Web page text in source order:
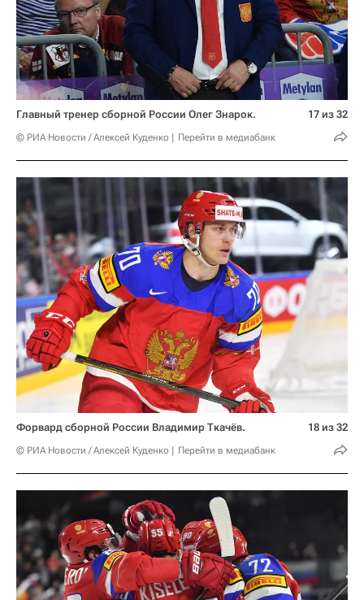
Главный тренер сборной России Олег Знарок.
© РИА Новости / Алексей Куденко Перейти в медиабанк
17 из 32
Форвард сборной России Владимир Ткачёв.
© РИА Новости / Алексей Куденко Перейти в медиабанк
18 из 32